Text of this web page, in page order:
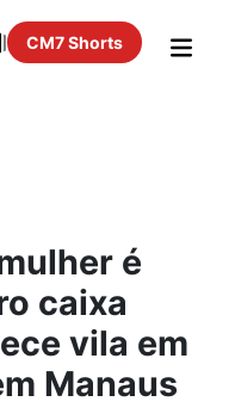
CM7 Shorts
é
caixa
vila em
Manaus